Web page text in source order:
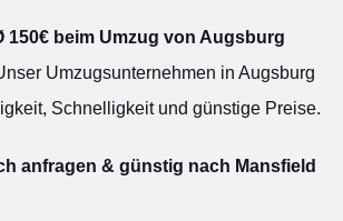
150€ beim Umzug von Augsburg
Umzugsunternehmen in Augsburg
Schnelligkeit und günstige Preise.
anfragen & günstig nach Mansfield